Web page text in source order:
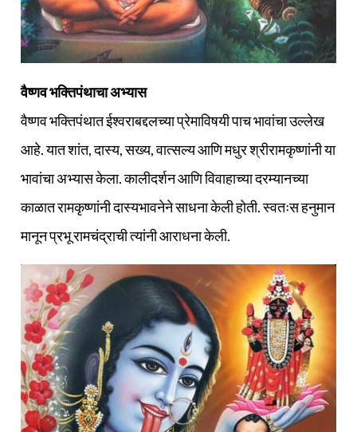
वैष्णव भक्‍तिपंथाचा अभ्यास
वैष्णव भक्तिपंथात ईश्वराबद्दलच्या प्रेमाविषयी पाच भावांचा उल्लेख
आहे. यात शांत, दास्य, सख्य, वात्सल्य आणि मधुर श्रीरामकृष्णांनी या
भावांचा अभ्यास केला. कालीदर्शन आणि विवाहाच्या दरम्यानच्या
काळात रामकृष्णांनी दास्यभावनेने साधना केली होती. स्वतःस हनुमान
मानून प्रभू रामचंद्राची त्यांनी आराधना केली.